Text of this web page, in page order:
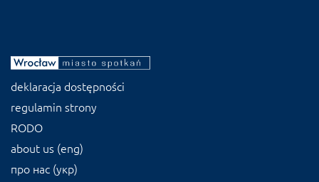
deklaracja dostępności
regulamin strony
RODO
about us (eng)
про нас (укр)